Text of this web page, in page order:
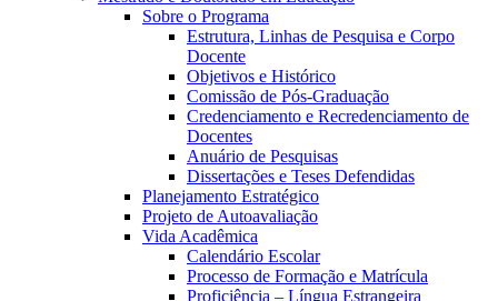
Sobre o Programa
Estrutura, Linhas de Pesquisa e Corpo
Docente
Objetivos e Histórico
Comissão de Pós-Graduação
Credenciamento e Recredenciamento de
Docentes
Anuário de Pesquisas
Dissertações e Teses Defendidas
Planejamento Estratégico
Projeto de Autoavaliação
Vida Acadêmica
Calendário Escolar
Processo de Formação e Matrícula
Proficiência – Língua Estrangeira